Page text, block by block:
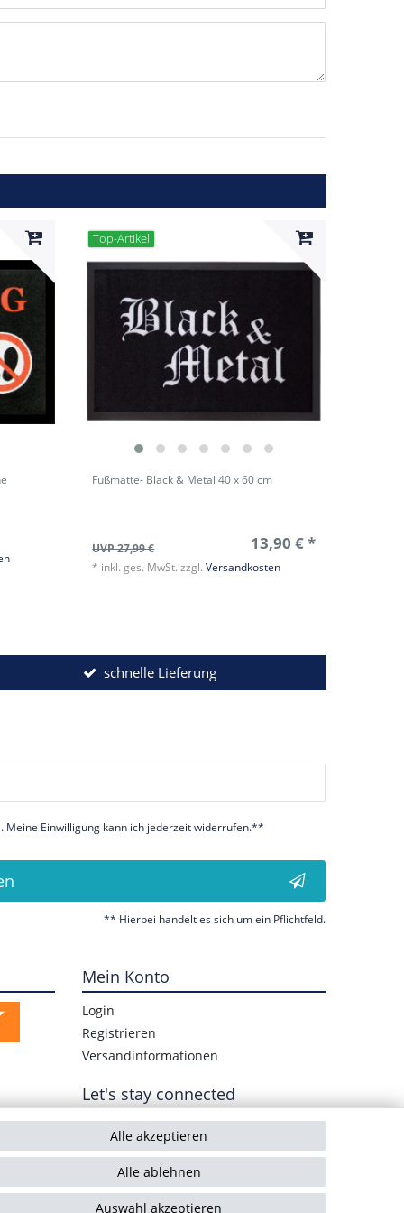
Top-Artikel
Fußmatte- Black & Metal 40 x 60 cm
UVP 27,99 € 13,90 € *
* inkl. ges. MwSt. zzgl.Versandkosten
schnelle Lieferung
Meine Einwilligung kann ich jederzeit widerrufen.**
** Hierbei handelt es sich um ein Pflichtfeld.
Mein Konto
Login
Registrieren
Versandinformationen
Let's stay connected
Alle akzeptieren
Alle ablehnen
Auswahl akzeptieren